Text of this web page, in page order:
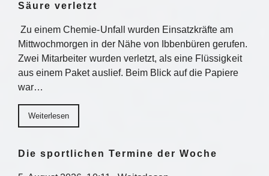
Säure verletzt
Zu einem Chemie-Unfall wurden Einsatzkräfte am
Mittwochmorgen in der Nähe von Ibbenbüren gerufen.
Zwei Mitarbeiter wurden verletzt, als eine Flüssigkeit
aus einem Paket auslief. Beim Blick auf die Papiere
war…
Weiterlesen
Die sportlichen Termine der Woche